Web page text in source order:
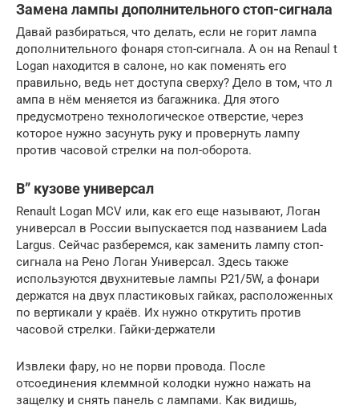
Замена лампы дополнительного стоп-сигнала
Давай разбираться, что делать, если не горит лампа
дополнительного фонаря стоп-сигнала. А он на Renaul t
Logan находится в салоне, но как поменять его
правильно, ведь нет доступа сверху? Дело в том, что л
ампа в нём меняется из багажника. Для этого
предусмотрено технологическое отверстие, через
которое нужно засунуть руку и провернуть лампу
против часовой стрелки на пол-оборота.
В” кузове универсал
Renault Logan MCV или, как его еще называют, Логан
универсал в России выпускается под названием Lada
Largus. Сейчас разберемся, как заменить лампу стоп-
сигнала на Рено Логан Универсал. Здесь также
используются двухнитевые лампы P21/5W, а фонари
держатся на двух пластиковых гайках, расположенных
по вертикали у краёв. Их нужно открутить против
часовой стрелки. Гайки-держатели
Извлеки фару, но не порви провода. После
отсоединения клеммной колодки нужно нажать на
защелку и снять панель с лампами. Как видишь,